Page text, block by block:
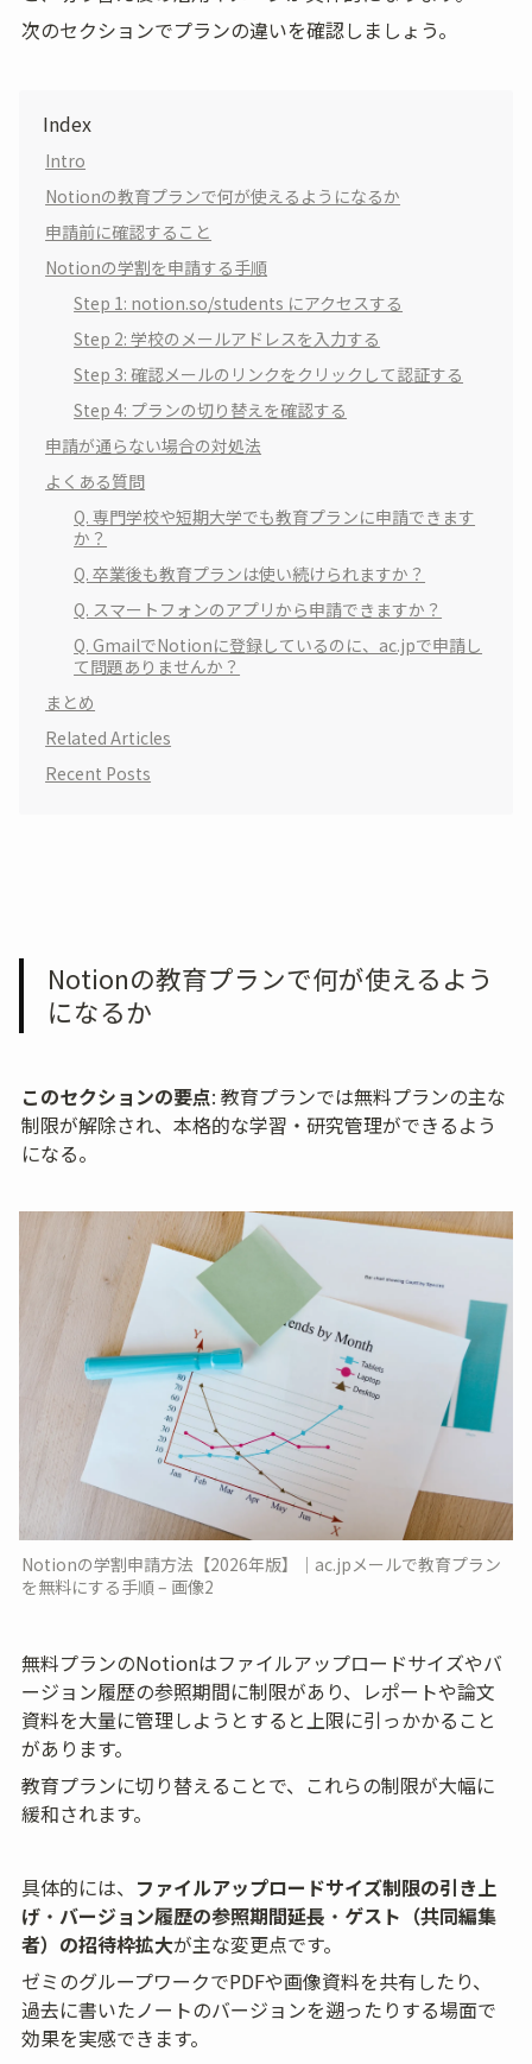
次のセクションでプランの違いを確認しましょう。
Index
Intro
Notionの教育プランで何が使えるようになるか
申請前に確認すること
Notionの学割を申請する手順
Step 1: notion.so/students にアクセスする
Step 2: 学校のメールアドレスを入力する
Step 3: 確認メールのリンクをクリックして認証する
Step 4: プランの切り替えを確認する
申請が通らない場合の対処法
よくある質問
Q. 専門学校や短期大学でも教育プランに申請できます
か？
Q. 卒業後も教育プランは使い続けられますか？
Q. スマートフォンのアプリから申請できますか？
Q. GmailでNotionに登録しているのに、ac.jpで申請し
て問題ありませんか？
まとめ
Related Articles
Recent Posts
Notionの教育プランで何が使えるよう
になるか
このセクションの要点: 教育プランでは無料プランの主な
制限が解除され、本格的な学習・研究管理ができるよう
になる。
Notionの学割申請方法【2026年版】｜ac.jpメールで教育プラン
を無料にする手順 – 画像2
無料プランのNotionはファイルアップロードサイズやバ
ージョン履歴の参照期間に制限があり、レポートや論文
資料を大量に管理しようとすると上限に引っかかること
があります。
教育プランに切り替えることで、これらの制限が大幅に
緩和されます。
具体的には、 ファイルアップロードサイズ制限の引き上
げ ・バージョン履歴の参照期間延長 ・ ゲスト（共同編集
者）の招待枠拡大が主な変更点です。
ゼミのグループワークでPDFや画像資料を共有したり、
過去に書いたノートのバージョンを遡ったりする場面で
効果を実感できます。